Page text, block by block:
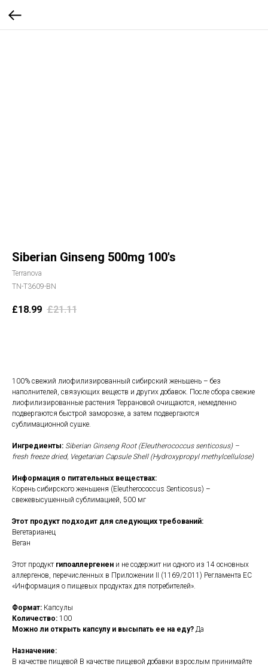
Siberian Ginseng 500mg 100's
Terranova
TN-T3609-BN
£18.99 £21.11
100% свежий лиофилизированный сибирский женьшень – без
наполнителей, связующих веществ и других добавок. После сбора свежие
лиофилизированные растения Террановой очищаются, немедленно
подвергаются быстрой заморозке, а затем подвергаются
сублимационной сушке.
Ингредиенты: Siberian Ginseng Root (Eleutherococcus senticosus) –
fresh freeze dried, Vegetarian Capsule Shell (Hydroxypropyl methylcellulose)
Информация о питательных веществах:
Корень сибирского женьшеня (Eleutherococcus Senticosus) –
свежевысушенный сублимацией, 500 мг
Этот продукт подходит для следующих требований:
Вегетарианец
Веган
Этот продукт гипоаллергенен и не содержит ни одного из 14 основных
аллергенов, перечисленных в Приложении II (1169/2011) Регламента ЕС
«Информация о пищевых продуктах для потребителей».
Формат: Капсулы
Количество: 100
Можно ли открыть капсулу и высыпать ее на еду? Да
Назначение:
В качестве пищевой В качестве пищевой добавки взрослым принимайте